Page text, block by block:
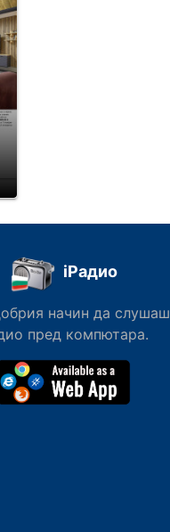
iРадио
начин да слушаш
пред компютара.